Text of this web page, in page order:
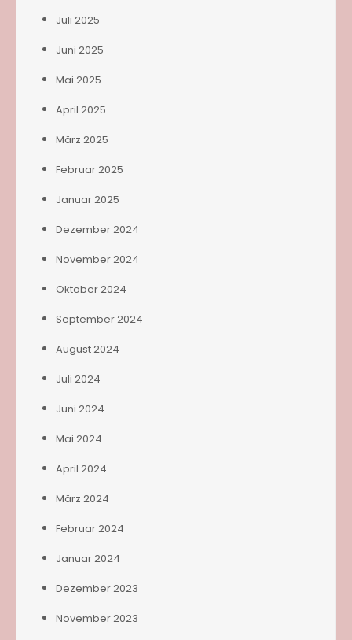
Juli 2025
Juni 2025
Mai 2025
April 2025
März 2025
Februar 2025
Januar 2025
Dezember 2024
November 2024
Oktober 2024
September 2024
August 2024
Juli 2024
Juni 2024
Mai 2024
April 2024
März 2024
Februar 2024
Januar 2024
Dezember 2023
November 2023